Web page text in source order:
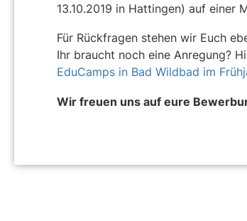
13.10.2019 in Hattingen) auf einer
Für Rückfragen stehen wir Euch
Ihr braucht noch eine Anregung?
EduCamps in Bad Wildbad im
Wir freuen uns auf eure